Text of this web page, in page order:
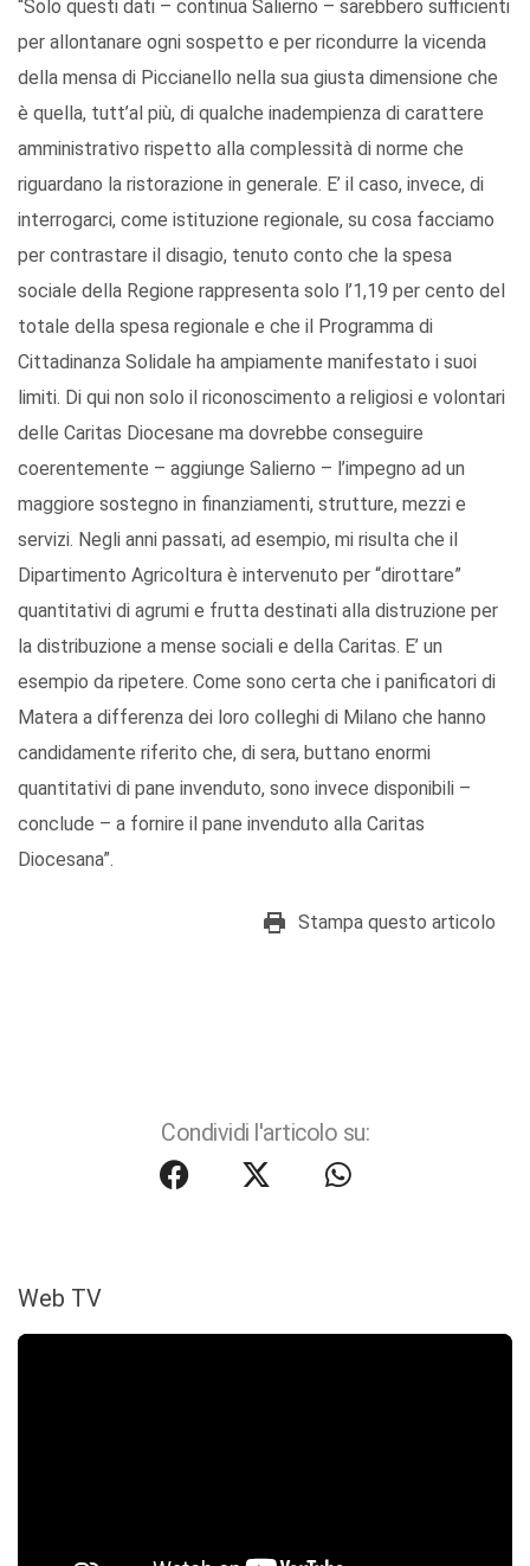
“Solo questi dati – continua Salierno – sarebbero sufficienti
per allontanare ogni sospetto e per ricondurre la vicenda
della mensa di Piccianello nella sua giusta dimensione che
è quella, tutt’al più, di qualche inadempienza di carattere
amministrativo rispetto alla complessità di norme che
riguardano la ristorazione in generale. E’ il caso, invece, di
interrogarci, come istituzione regionale, su cosa facciamo
per contrastare il disagio, tenuto conto che la spesa
sociale della Regione rappresenta solo l’1,19 per cento del
totale della spesa regionale e che il Programma di
Cittadinanza Solidale ha ampiamente manifestato i suoi
limiti. Di qui non solo il riconoscimento a religiosi e volontari
delle Caritas Diocesane ma dovrebbe conseguire
coerentemente – aggiunge Salierno – l’impegno ad un
maggiore sostegno in finanziamenti, strutture, mezzi e
servizi. Negli anni passati, ad esempio, mi risulta che il
Dipartimento Agricoltura è intervenuto per “dirottare”
quantitativi di agrumi e frutta destinati alla distruzione per
la distribuzione a mense sociali e della Caritas. E’ un
esempio da ripetere. Come sono certa che i panificatori di
Matera a differenza dei loro colleghi di Milano che hanno
candidamente riferito che, di sera, buttano enormi
quantitativi di pane invenduto, sono invece disponibili –
conclude – a fornire il pane invenduto alla Caritas
Diocesana”.
Stampa questo articolo
Condividi l'articolo su:
Web TV